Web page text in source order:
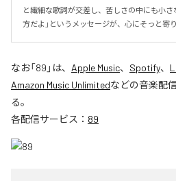
と繊細な歌詞が交差し、苦しさの中にも小さ
方だよ」というメッセージが、心にそっと寄
なお「89 」は、 Apple Music、 Spotify、
Amazon Music Unlimitedなどの音楽配
る。
各配信サービス： 89